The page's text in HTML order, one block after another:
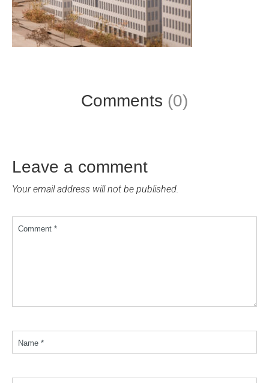
Comments (0)
Leave a comment
Your email address will not be published.
Comment *
Name *